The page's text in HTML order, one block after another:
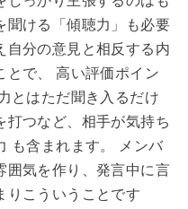
聞ける「傾聴力」も必要
自分の意見と相反する内
とで、 高い評価ポイン
とはただ聞き入るだけ
打つなど、相手が気持ち
も含まれます。 メンバ
囲気を作り、発言中に言
りこういうことです